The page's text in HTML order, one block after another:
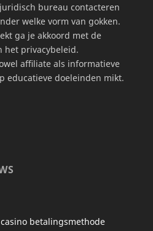
bureau contacteren
welke vorm van gokken.
ga je akkoord met de
het privacybeleid.
affiliate als informatieve
educatieve doeleinden mikt.
betalingsmethode